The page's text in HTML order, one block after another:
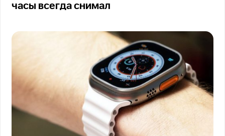
часы всегда снимал